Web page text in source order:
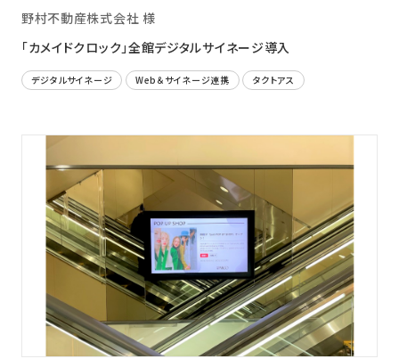
野村不動産株式会社 様
「カメイドクロック」全館デジタルサイネージ導入
デジタルサイネージ Web＆サイネージ連携 タクトアス